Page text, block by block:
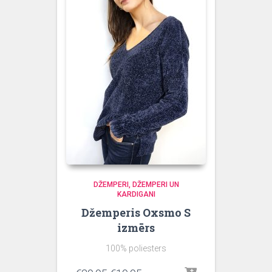
DŽEMPERI
DŽEMPERI UN
KARDIGANI
Džemperis Oxsmo S
izmērs
100% poliesters